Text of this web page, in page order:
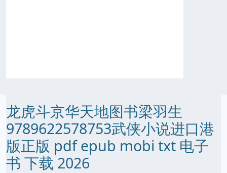
龙虎斗京华天地图书梁羽生
9789622578753武侠小说进口港
版正版 pdf epub mobi txt 电子
书 下载 2026